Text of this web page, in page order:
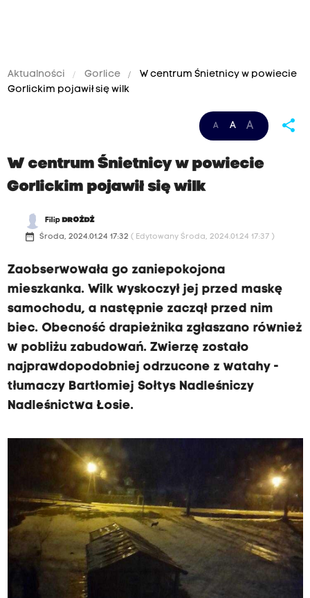
Aktualności Gorlice
W centrum Śnietnicy w powiecie
Gorlickim pojawił się wilk
A A A share
W centrum Śnietnicy w powiecie
Gorlickim pojawił się wilk
Filip DROŻDŻ
date_range Środa, 2024.01.24 17:32 ( Edytowany Środa, 2024.01.24 17:37 )
Zaobserwowała go zaniepokojona
mieszkanka. Wilk wyskoczył jej przed maskę
samochodu, a następnie zaczął przed nim
biec. Obecność drapieżnika zgłaszano również
w pobliżu zabudowań. Zwierzę zostało
najprawdopodobniej odrzucone z watahy -
tłumaczy Bartłomiej Sołtys Nadleśniczy
Nadleśnictwa Łosie.